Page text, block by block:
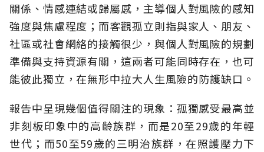
關係、情感連結或歸屬感，主導個人對風險的感知
強度與焦慮程度；而客觀孤立則指與家人、朋友、
社區或社會網絡的接觸很少，與個人對風險的規劃
準備與支持資源有關，這兩者可能同時存在，也可
能彼此獨立，在無形中拉大人生風險的防護缺口。
報告中呈現幾個值得關注的現象：孤獨感受最高並
非刻板印象中的高齡族群，而是20至29歲的年輕
世代；而50至59歲的三明治族群，在照護壓力下